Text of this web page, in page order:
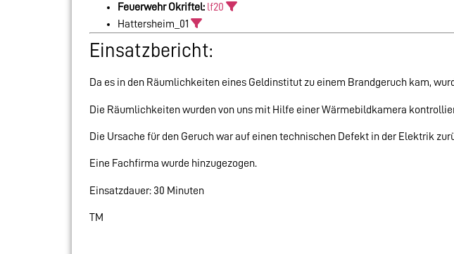
Feuerwehr Okriftel: lf20
Hattersheim_01
Einsatzbericht:
Da es in den Räumlichkeiten eines Geldinstitut zu einem Brandgeruch kam,
Die Räumlichkeiten wurden von uns mit Hilfe einer Wärmebildkamera
Die Ursache für den Geruch war auf einen technischen Defekt in der Elektrik
Eine Fachfirma wurde hinzugezogen.
Einsatzdauer: 30 Minuten
TM